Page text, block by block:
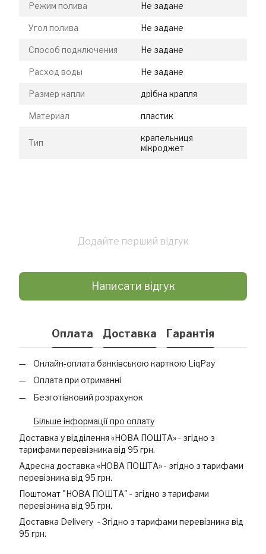
Режим полива Не задане
Угол полива Не задане
Способ подключения Не задане
Расход воды Не задане
Размер капли дрібна крапля
Материал пластик
Тип
крапельниця
мікроджет
Додайте перший відгук
Написати відгук
Оплата Доставка Гарантія
Онлайн-оплата банківською карткою LiqPay
Оплата при отриманні
Безготівковий розрахунок
Більше інформації про оплату
Доставка у відділення «НОВА ПОШТА» - згідно з
тарифами перевізника від 95 грн.
Адресна доставка «НОВА ПОШТА» - згідно з тарифами
перевізника від 95 грн.
Поштомат "НОВА ПОШТА" - згідно з тарифами
перевізника від 95 грн.
Доставка Delivery - Згідно з тарифами перевізника від
95 грн.